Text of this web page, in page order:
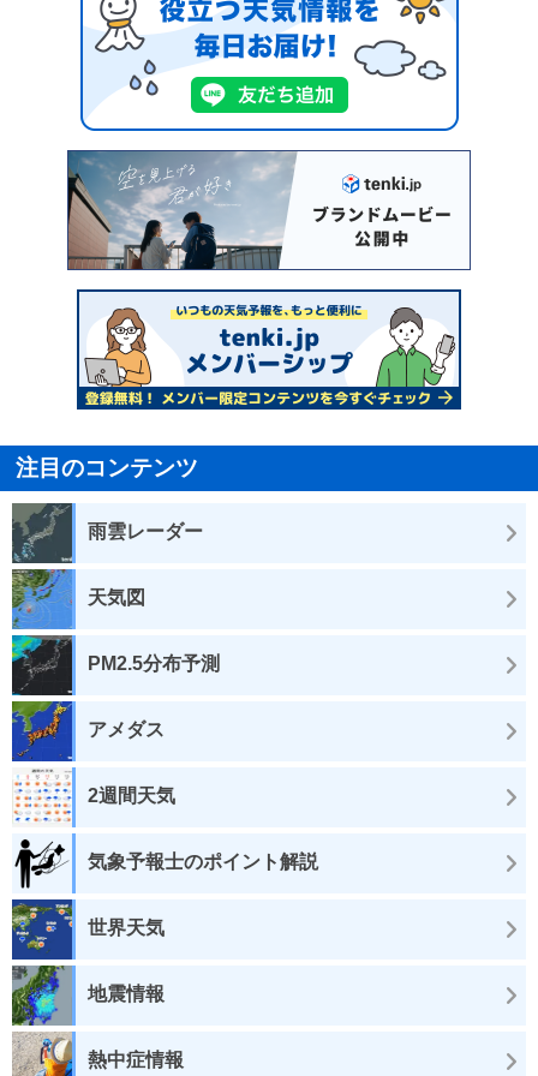
注目のコンテンツ
雨雲レーダー
天気図
PM2.5分布予測
アメダス
2週間天気
気象予報士のポイント解説
世界天気
地震情報
熱中症情報